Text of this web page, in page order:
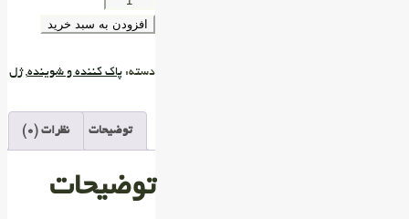
افزودن به سبد خرید
دسته: پاک کننده و شوینده,ژل
توضیحات نظرات (0)
توضیحات